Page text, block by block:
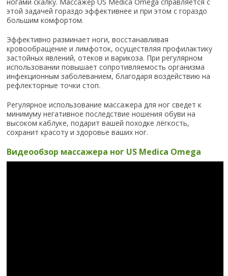
ногами скалку. Массажер US Medica Omega справляется с
этой задачей гораздо эффективнее и при этом с гораздо
большим комфортом.
Эффективно разминает ноги, восстанавливая
кровообращение и лимфоток, осуществляя профилактику
застойных явлений, отеков и варикоза. При регулярном
использовании повышает сопротивляемость организма
инфекционным заболеванием, благодаря воздействию на
рефлекторные точки стоп.
Регулярное использование массажера для ног сведет к
минимуму негативное последствие ношения обуви на
высоком каблуке, подарит вашей походке лёгкость,
сохранит красоту и здоровье ваших ног.
Видеообзор массажера ног US Medica Omega